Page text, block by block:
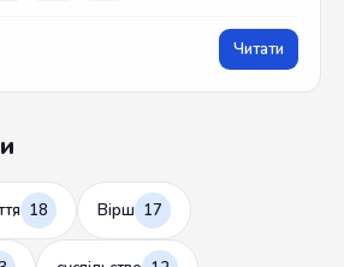
Читати
18 Вірш 17